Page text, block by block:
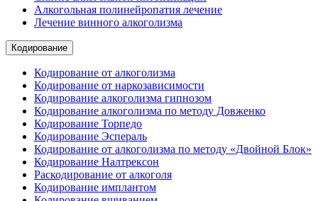
Алкогольная полинейропатия лечение
Лечение винного алкоголизма
Кодирование
Кодирование от алкоголизма
Кодирование от наркозависимости
Кодирование алкоголизма гипнозом
Кодирование алкоголизма по методу Довженко
Кодирование Торпедо
Кодирование Эспераль
Кодирование от алкоголизма по методу «Двойной Блок»
Кодирование Налтрексон
Раскодирование от алкоголя
Кодирование имплантом